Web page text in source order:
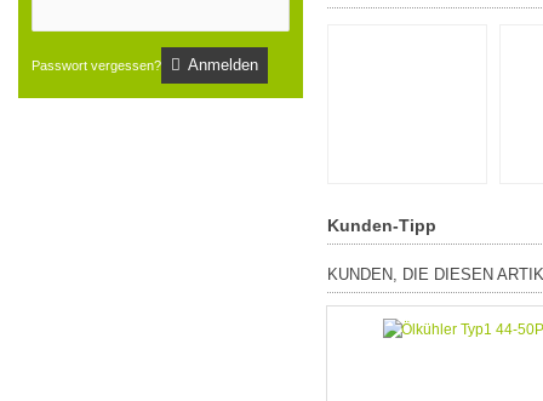
Passwort vergessen? Anmelden
Kunden-Tipp
KUNDEN, DIE DIESEN